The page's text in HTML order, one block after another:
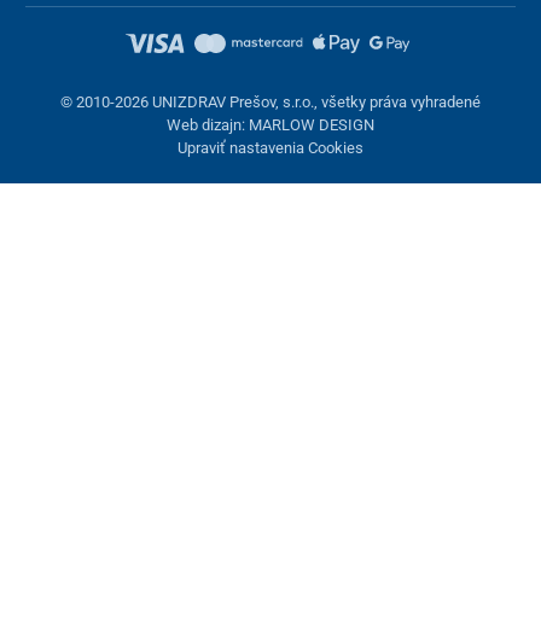
© 2010-2026 UNIZDRAV Prešov, s.r.o., všetky práva vyhradené
Web dizajn: MARLOW DESIGN
Upraviť nastavenia Cookies